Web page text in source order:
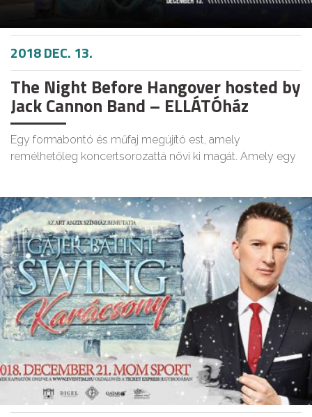
2018 DEC. 13.
The Night Before Hangover hosted by
Jack Cannon Band – ELLÁTÓház
Egy formabontó és műfaj megújító est, amely
remélhetőleg koncertsorozattá növi ki magát. Amely egy